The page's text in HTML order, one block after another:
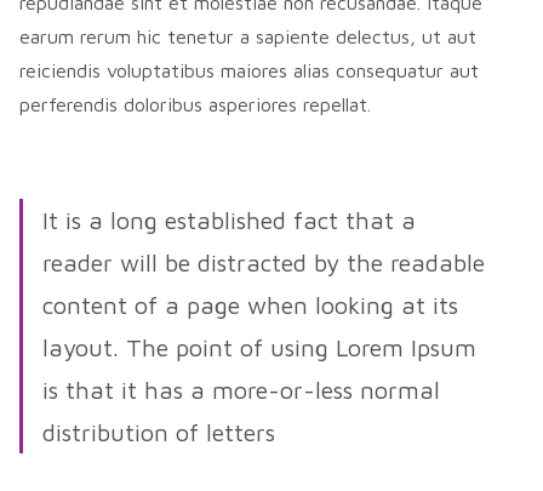
earum rerum hic tenetur a sapiente delectus, ut aut
reiciendis voluptatibus maiores alias consequatur aut
perferendis doloribus asperiores repellat.
It is a long established fact that a
reader will be distracted by the readable
content of a page when looking at its
layout. The point of using Lorem Ipsum
is that it has a more-or-less normal
distribution of letters